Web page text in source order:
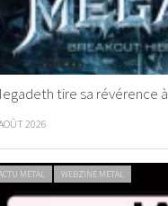
tire sa révérence
2026
METAL WEBZINE METAL